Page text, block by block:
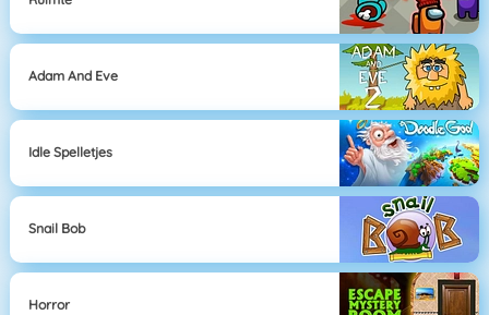
Adam And Eve
Idle Spelletjes
Snail Bob
Horror